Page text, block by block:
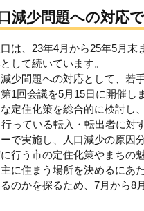
減少問題への対応で
は、23年4月から25年5月末
して続いています。
少問題への対応として、若
1回会議を5月15日に開催
定住化策を総合的に検討し
っている転入・転出者に対
で実施し、人口減少の原因
行う市の定住化策やまちの
に住まう場所を決めるにあ
のかを探るため、7月から8